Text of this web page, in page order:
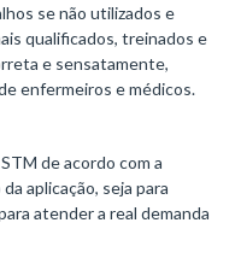
se não utilizados e
qualificados, treinados e
e sensatamente,
enfermeiros e médicos.
de acordo com a
aplicação, seja para
atender a real demanda